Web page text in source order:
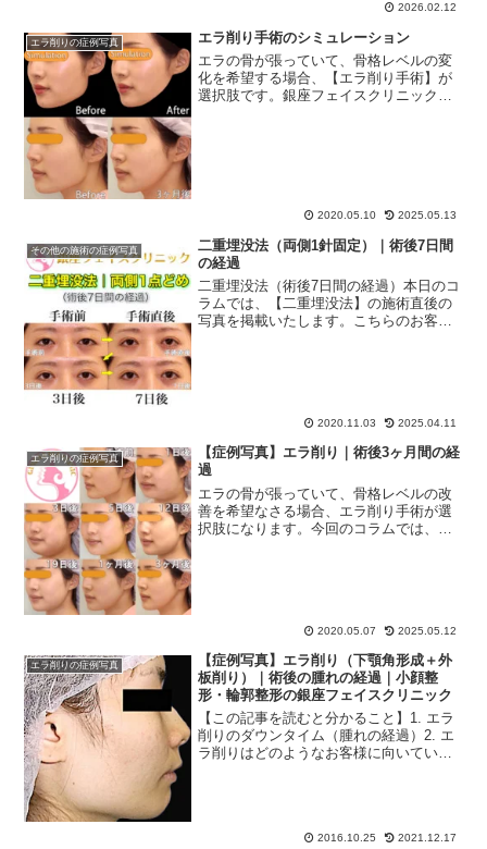
ています。均一な深さで糸を入れ、違和
感の少ない自然な引き上げを目指す当院
のこだわりをご紹介します。
2026.02.12
エラ削りの症例写真
エラ削り手術のシミュレーション
エラの骨が張っていて、骨格レベルの変
化を希望する場合、【エラ削り手術】が
選択肢です。銀座フェイスクリニックで
2020.05.10 2025.05.13
その他の施術の症例写真
二重埋没法（両側1針固定）｜術後7日間
の経過
二重埋没法（術後7日間の経過）本日のコ
ラムでは、【二重埋没法】の施術直後の
写真を掲載いたします。こちらのお客様
2020.11.03 2025.04.11
エラ削りの症例写真
【症例写真】エラ削り｜術後3ヶ月間の経
過
エラの骨が張っていて、骨格レベルの改
善を希望なさる場合、エラ削り手術が選
択肢になります。今回のコラムでは、エ
2020.05.07 2025.05.12
エラ削りの症例写真
【症例写真】エラ削り（下顎角形成＋外
板削り）｜術後の腫れの経過｜小顔整
形・輪郭整形の銀座フェイスクリニック
【この記事を読むと分かること】1. エラ
削りのダウンタイム（腫れの経過）2. エ
ラ削りはどのようなお客様に向いている
2016.10.25 2021.12.17